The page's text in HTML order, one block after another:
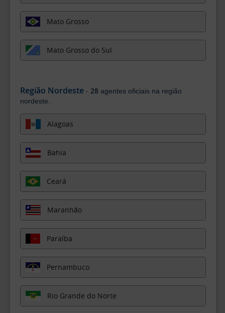
Mato Grosso
Mato Grosso do Sul
Região Nordeste - 28 agentes oficiais na região
nordeste.
Alagoas
Bahia
Ceará
Maranhão
Paraíba
Pernambuco
Rio Grande do Norte